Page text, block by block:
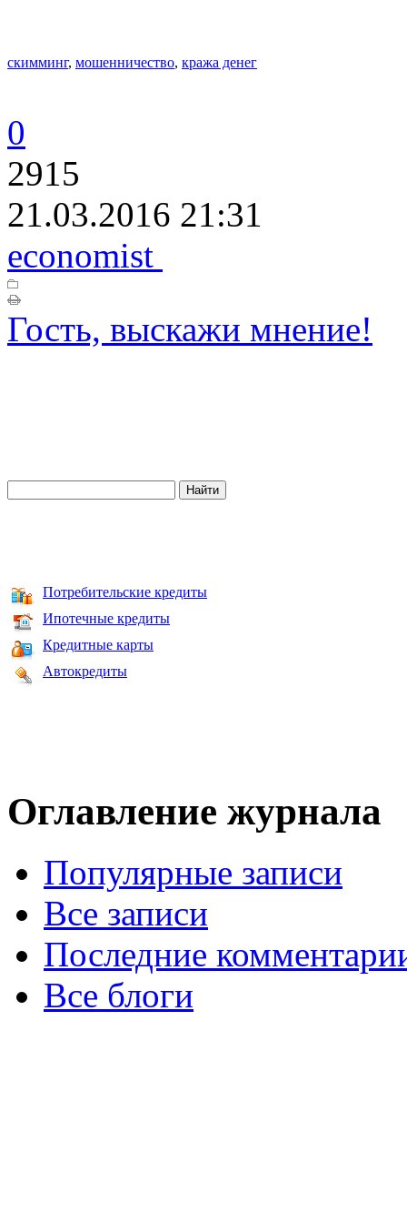
скимминг, мошенничество, кража денег
0
2915
21.03.2016 21:31
economist
Гость, выскажи мнение!
Потребительские кредиты
Ипотечные кредиты
Кредитные карты
Автокредиты
Оглавление журнала
Популярные записи
Все записи
Последние
Все блоги